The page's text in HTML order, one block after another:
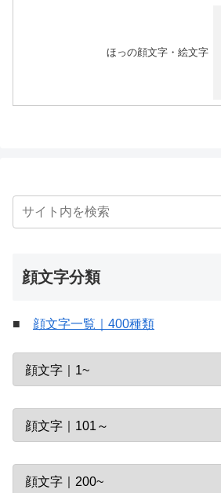
ほっの顔文字・絵文字
顔文字分類
■ 顔文字一覧｜400種類